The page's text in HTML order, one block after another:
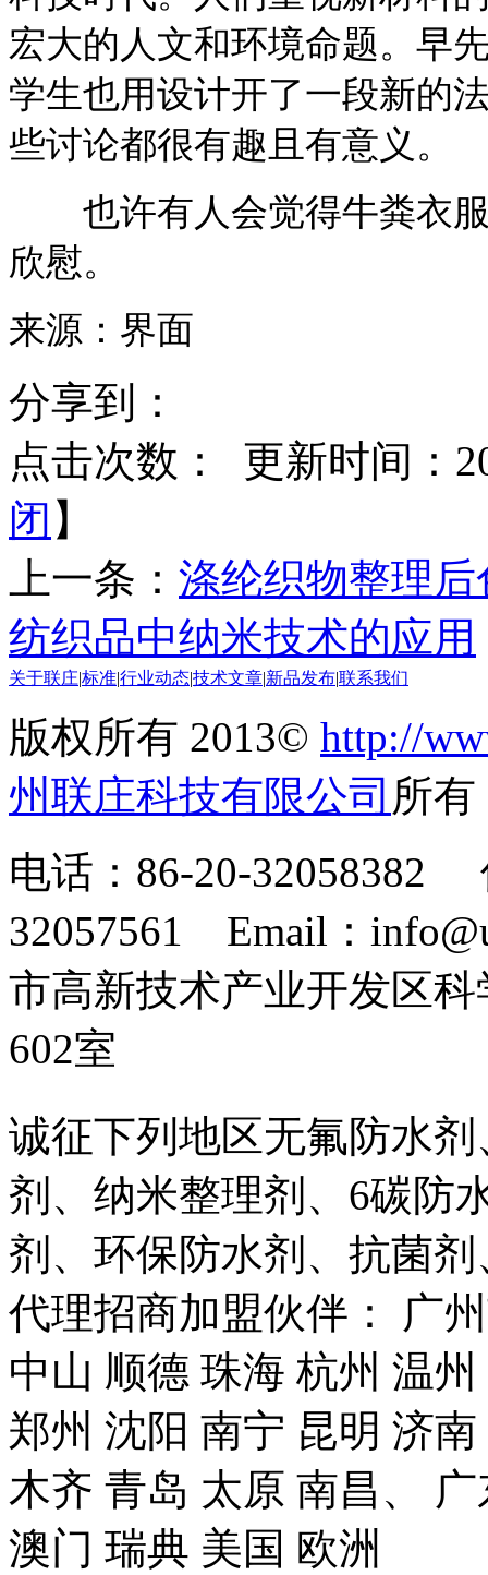
宏大的人文和环境命题。早
学生也用设计开了一段新的
些讨论都很有趣且有意义。
也许有人会觉得牛粪衣服
欣慰。
来源：界面
分享到：
点击次数：
更新时间：
闭 】
上一条： 涤纶织物整理
纺织品中纳米技术的应用
关于联庄标准行业动态技术文章 新品发布联系我们
版权所有 2013© http://
州联庄科技有限公司 所
电话：86-20-32058382
32057561 Email：
市高新技术产业开发区
602室
诚征下列地区无氟防水
剂、纳米整理剂、6碳防
剂、环保防水剂、抗菌
代理招商加盟伙伴： 广
中山 顺德 珠海 杭州 温
郑州 沈阳 南宁 昆明 济
木齐 青岛 太原 南昌、
澳门 瑞典 美国 欧洲